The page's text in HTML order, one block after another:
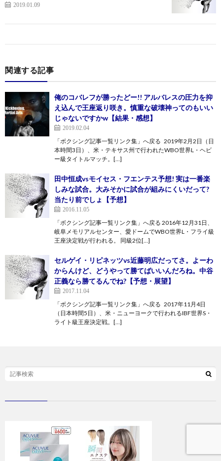
2019.01.09
関連する記事
俺のコバレフが勝ったどー!! アルバレスの圧力を抑
え込んで王座返り咲き。慎重な破壊神ってのもいい
じゃないですかw【結果・感想】
2019.02.04
「ボクシング記事一覧リンク集」へ戻る 2019年2月2日（日
本時間3日）、米・テキサス州で行われたWBO世界L・ヘビ
ー級タイトルマッチ。[…]
田中恒成vsモイセス・フエンテス予想! 実は一番楽
しみな試合。大みそかに試合が組みにくいだって?
当たり前でしょ【予想】
2016.11.05
「ボクシング記事一覧リンク集」へ戻る 2016年12月31日、
岐阜メモリアルセンター、愛ドームでWBO世界L・フライ級
王座決定戦が行われる。 同級2位[…]
セルゲイ・リピネッツvs近藤明広だってさ。よーわ
からんけど、どうやって勝てばいいんだろね。中谷
正義なら勝てるんでね?【予想・展望】
2017.11.04
「ボクシング記事一覧リンク集」へ戻る 2017年11月4日
（日本時間5日）、米・ニューヨークで行われるIBF世界S・
ライト級王座決定戦。[…]